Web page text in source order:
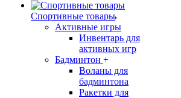
Спортивные товары
Активные игры
Инвентарь для
активных игр
Бадминтон +
Воланы для
бадминтона
Ракетки для